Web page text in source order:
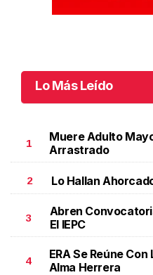
Lo Más Leído
1
Muere Adulto
Arrastrado
2 Lo Hallan
3
Abren
El IEPC
4
ERA Se Reúne Con
Alma Herrera